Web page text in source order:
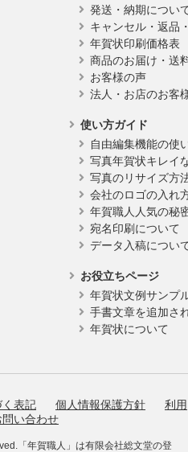
発送・納期につい
キャンセル・返品
年賀状印刷価格表
商品のお届け・送
お客様の声
法人・お店のお客
使い方ガイド
自由編集機能の使
写真年賀状キレイ
写真のリサイズ方
会社のロゴの入れ
年賀職人人気の秘
宛名印刷について
データ入稿につい
お役立ちページ
年賀状文例サンプ
手書文章を追加さ
年賀状について
表記 個人情報保護方針
利用
問い合わせ
「年賀職人」は有限会社総文堂の登